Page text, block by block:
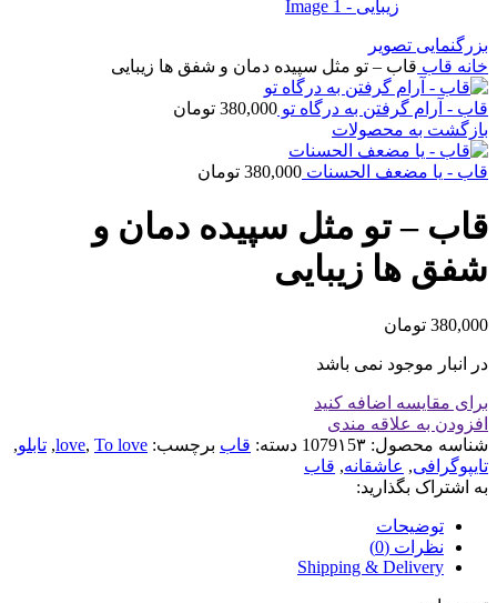
بزرگنمایی تصویر
خانه قاب قاب – تو مثل سپیده دمان و شفق ها زیبایی
قاب - آرام گرفتن به درگاه تو 380,000 تومان
بازگشت به محصولات
قاب - یا مضعف الحسنات 380,000 تومان
قاب – تو مثل سپیده دمان و
شفق ها زیبایی
380,000 تومان
در انبار موجود نمی باشد
برای مقایسه اضافه کنید
افزودن به علاقه مندی
شناسه محصول: 1079۱5۳ دسته: قاب برچسب: love, To love
, تابلو,
تایپوگرافی, عاشقانه, قاب
به اشتراک بگذارید:
توضیحات
نظرات (0)
Shipping & Delivery